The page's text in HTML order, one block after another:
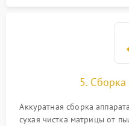
5.
Аккуратная сборка
сухая чистка матрицы от